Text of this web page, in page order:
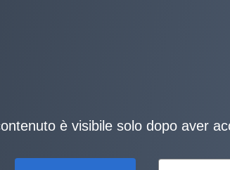
è visibile solo dopo aver